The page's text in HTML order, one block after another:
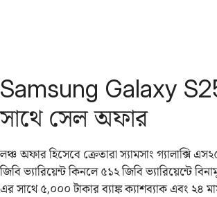
Samsung Galaxy
সাথে সেল অফার
লঞ্চ অফার হিসেবে ক্রেতারা স্যামসাং গ্যালাক্সি
জিবি ভ্যারিয়েন্ট কিনলে ৫১২ জিবি ভ্যারিয়েন্টে
এর সাথে ৫,০০০ টাকার ব্যাঙ্ক ক্যাশব্যাক এবং ২৪